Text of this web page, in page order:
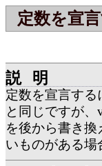
定数を宣
説明
定数を宣言する
と同じですが、
を後から書き
いものがある場